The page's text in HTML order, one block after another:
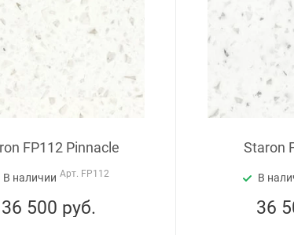
FP112 Pinnacle
В наличии Арт. FP112
36 500 руб.
Staron
В
36